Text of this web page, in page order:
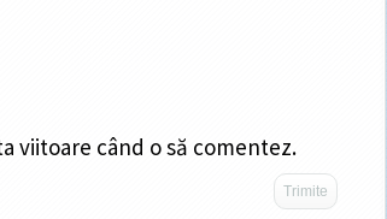
viitoare când o să comentez.